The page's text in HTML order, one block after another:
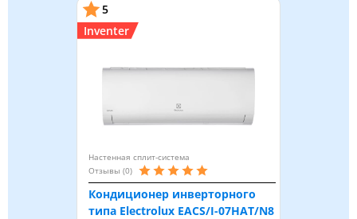
5
Inventer
Настенная сплит-система
Отзывы (0)
Кондиционер инверторного
типа Electrolux EACS/I-07HAT/N8